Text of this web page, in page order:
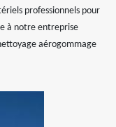
professionnels pour
à notre entreprise
aérogommage